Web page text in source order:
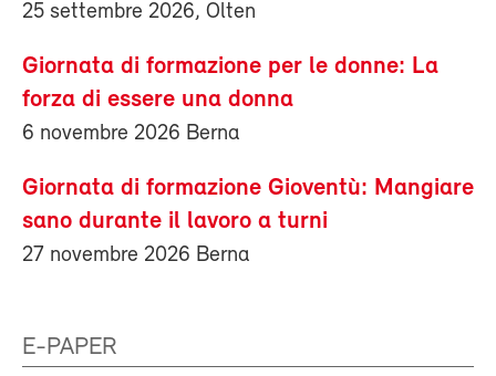
25 settembre 2026, Olten
Giornata di formazione per le donne: La
forza di essere una donna
6 novembre 2026 Berna
Giornata di formazione Gioventù: Mangiare
sano durante il lavoro a turni
27 novembre 2026 Berna
E-PAPER